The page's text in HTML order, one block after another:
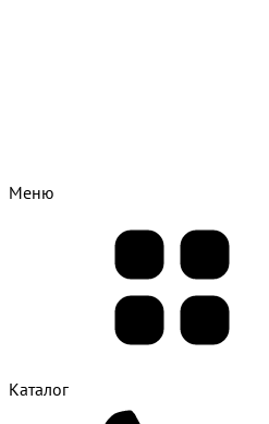
Меню
Каталог